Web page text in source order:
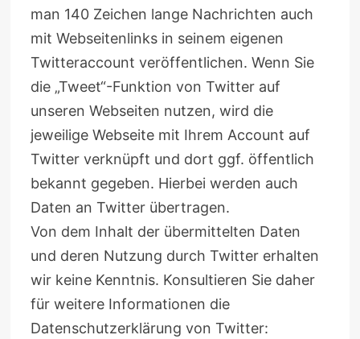
man 140 Zeichen lange Nachrichten auch
mit Webseitenlinks in seinem eigenen
Twitteraccount veröffentlichen. Wenn Sie
die „Tweet“-Funktion von Twitter auf
unseren Webseiten nutzen, wird die
jeweilige Webseite mit Ihrem Account auf
Twitter verknüpft und dort ggf. öffentlich
bekannt gegeben. Hierbei werden auch
Daten an Twitter übertragen.
Von dem Inhalt der übermittelten Daten
und deren Nutzung durch Twitter erhalten
wir keine Kenntnis. Konsultieren Sie daher
für weitere Informationen die
Datenschutzerklärung von Twitter: